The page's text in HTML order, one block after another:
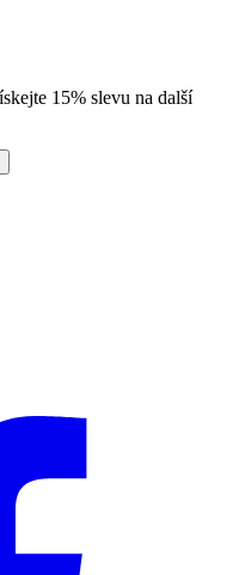
15% slevu na další